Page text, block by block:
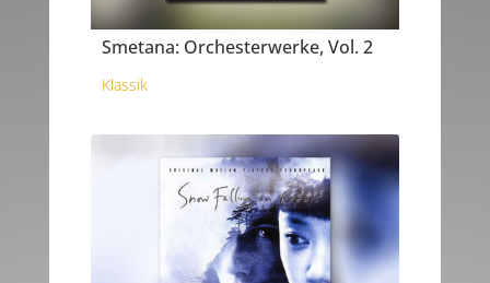
Smetana: Orchesterwerke, Vol. 2
Klassik